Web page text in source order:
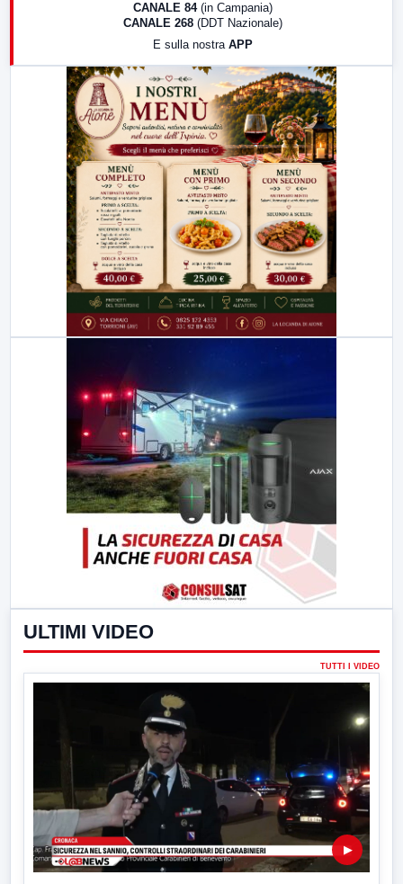
LabNews (replica)
CANALE 84 (in Campania)
CANALE 268 (DDT Nazionale)
E sulla nostra APP
ULTIMI VIDEO
TUTTI I VIDEO
▶